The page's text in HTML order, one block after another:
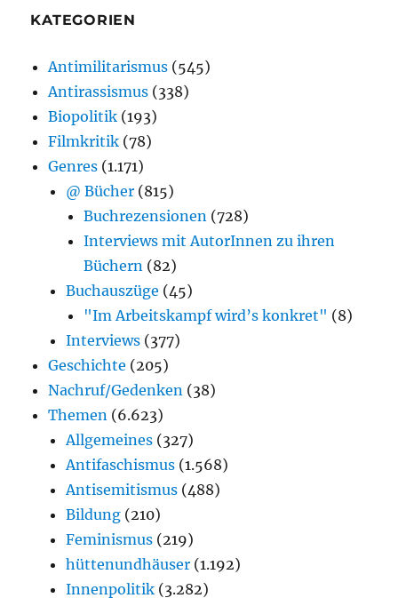
KATEGORIEN
Antimilitarismus (545)
Antirassismus (338)
Biopolitik (193)
Filmkritik (78)
Genres (1.171)
@ Bücher (815)
Buchrezensionen (728)
Interviews mit AutorInnen zu ihren
Büchern (82)
Buchauszüge (45)
"Im Arbeitskampf wird’s konkret" (8)
Interviews (377)
Geschichte (205)
Nachruf/Gedenken (38)
Themen (6.623)
Allgemeines (327)
Antifaschismus (1.568)
Antisemitismus (488)
Bildung (210)
Feminismus (219)
hüttenundhäuser (1.192)
Innenpolitik (3.282)